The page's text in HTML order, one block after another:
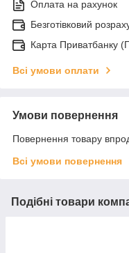
Оплата на рахунок
Безготівковий
Карта Приватбанку
Всі умови оплати
Умови повернення
Повернення товару
Всі умови повернення
Подібні товари